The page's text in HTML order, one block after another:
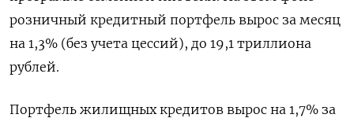
⁠розничный кредитный портфель вырос за месяц
на 1,3% (без учета цессий), до 19,1 триллиона
рублей.
Портфель жилищных кредитов вырос ⁠на 1,7% за